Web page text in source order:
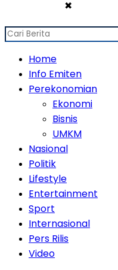
✖
Home
Info Emiten
Perekonomian
Ekonomi
Bisnis
UMKM
Nasional
Politik
Lifestyle
Entertainment
Sport
Internasional
Pers Rilis
Video